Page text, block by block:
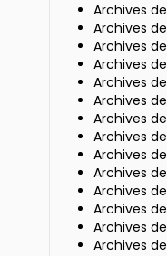
Archives de
Archives de
Archives de
Archives de
Archives de
Archives de
Archives de
Archives de
Archives de
Archives de
Archives de
Archives de
Archives de
Archives de